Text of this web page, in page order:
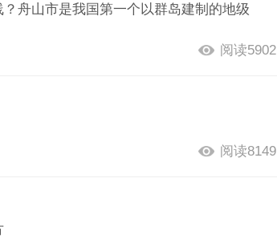
舟山市是我国第一个以群岛建制的地级
阅读5902
阅读8149